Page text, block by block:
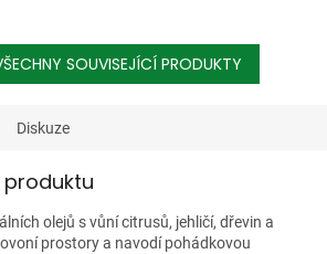
SOUVISEJÍCÍ PRODUKTY
Diskuze
olejů s vůní citrusů, jehličí, dřevin a
prostory a navodí pohádkovou